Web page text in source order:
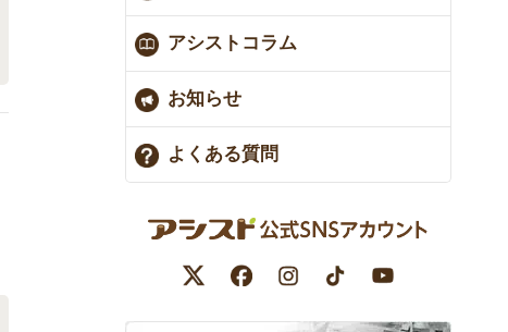
アシストコラム
お知らせ
よくある質問